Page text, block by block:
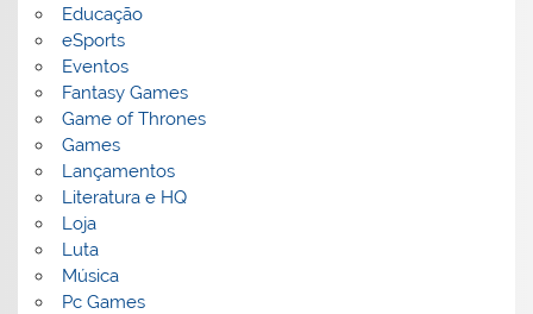
Educação
eSports
Eventos
Fantasy Games
Game of Thrones
Games
Lançamentos
Literatura e HQ
Loja
Luta
Música
Pc Games